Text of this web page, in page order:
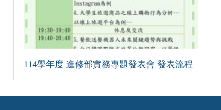
114學年度 進修部實務專題發表會 發表流程